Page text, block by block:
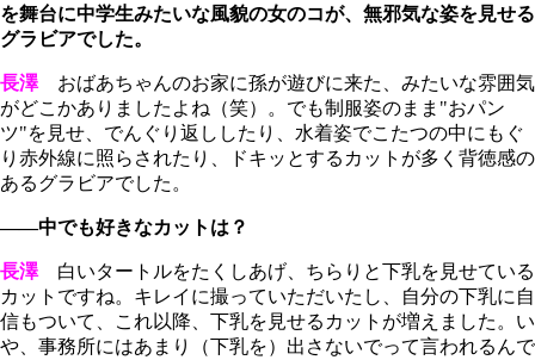
を舞台に中学生みたいな風貌の女のコが、無邪気な姿を見せる
グラビアでした。
長澤おばあちゃんのお家に孫が遊びに来た、みたいな雰囲気
がどこかありましたよね（笑）。でも制服姿のまま"おパン
ツ"を見せ、でんぐり返ししたり、水着姿でこたつの中にもぐ
り赤外線に照らされたり、ドキッとするカットが多く背徳感の
あるグラビアでした。
――中でも好きなカットは？
長澤白いタートルをたくしあげ、ちらりと下乳を見せている
カットですね。キレイに撮っていただいたし、自分の下乳に自
信もついて、これ以降、下乳を見せるカットが増えました。い
や、事務所にはあまり（下乳を）出さないでって言われるんで